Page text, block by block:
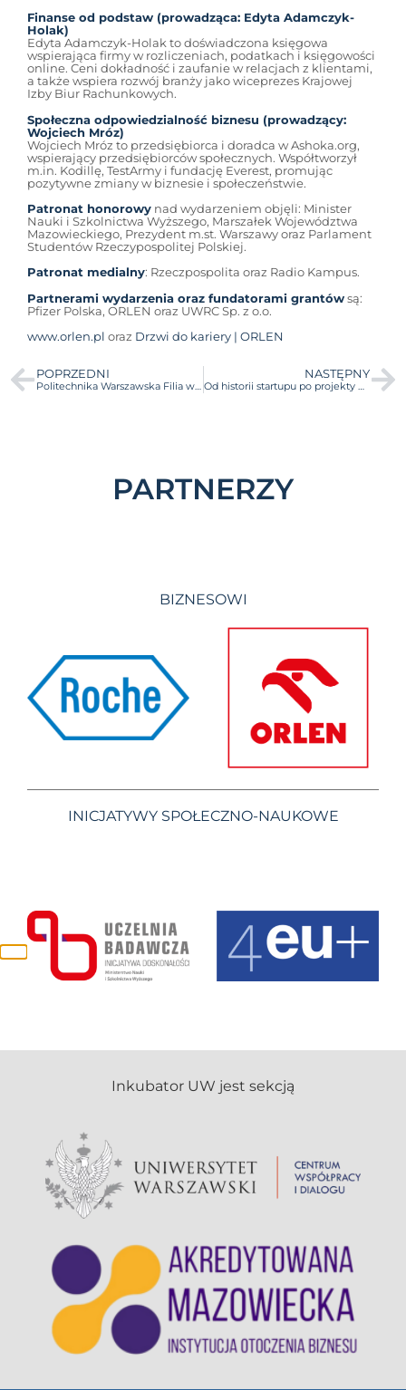
Finanse od podstaw (prowadząca: Edyta Adamczyk-
Holak)
Edyta Adamczyk-Holak to doświadczona księgowa
wspierająca firmy w rozliczeniach, podatkach i księgowości
online. Ceni dokładność i zaufanie w relacjach z klientami,
a także wspiera rozwój branży jako wiceprezes Krajowej
Izby Biur Rachunkowych.
Społeczna odpowiedzialność biznesu (prowadzący:
Wojciech Mróz)
Wojciech Mróz to przedsiębiorca i doradca w Ashoka.org,
wspierający przedsiębiorców społecznych. Współtworzył
m.in. Kodillę, TestArmy i fundację Everest, promując
pozytywne zmiany w biznesie i społeczeństwie.
Patronat honorowy nad wydarzeniem objęli: Minister
Nauki i Szkolnictwa Wyższego, Marszałek Województwa
Mazowieckiego, Prezydent m.st. Warszawy oraz Parlament
Studentów Rzeczypospolitej Polskiej.
Patronat medialny: Rzeczpospolita oraz Radio Kampus.
Partnerami wydarzenia oraz fundatorami grantów są:
Pfizer Polska, ORLEN oraz UWRC Sp. z o.o.
www.orlen.pl oraz Drzwi do kariery | ORLEN
POPRZEDNI NASTĘPNY
PARTNERZY
BIZNESOWI
INICJATYWY SPOŁECZNO-NAUKOWE